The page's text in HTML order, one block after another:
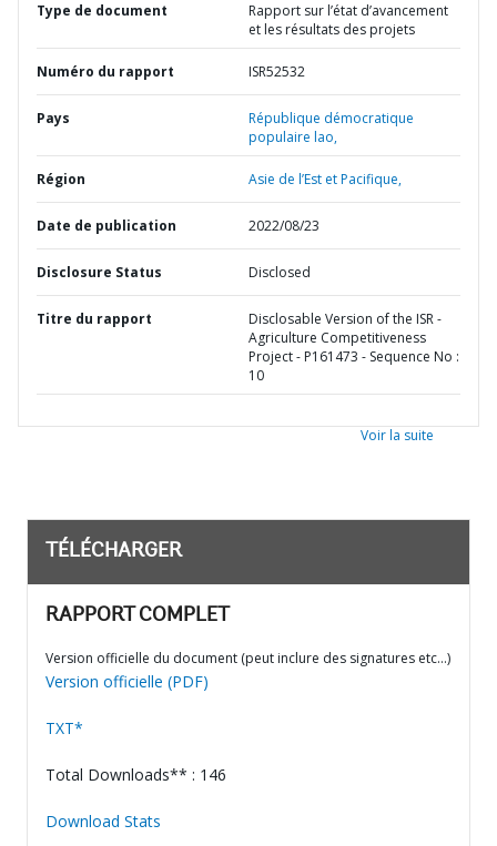
Type de document
Rapport sur l’état d’avancement
et les résultats des projets
Numéro du rapport ISR52532
Pays
République démocratique
populaire lao,
Région Asie de l’Est et Pacifique,
Date de publication 2022/08/23
Disclosure Status Disclosed
Titre du rapport
Disclosable Version of the ISR -
Agriculture Competitiveness
Project - P161473 - Sequence No :
10
Voir la suite
TÉLÉCHARGER
RAPPORT COMPLET
Version officielle du document (peut inclure des signatures etc…)
Version officielle (PDF)
TXT*
Total Downloads** : 146
Download Stats